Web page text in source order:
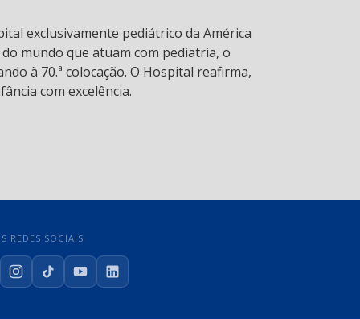
exclusivamente pediátrico da América
mundo que atuam com pediatria, o
à 70.ª colocação. O Hospital reafirma,
com excelência.
REDES SOCIAIS
Instagram
TikTokYouTubeLinkedIn